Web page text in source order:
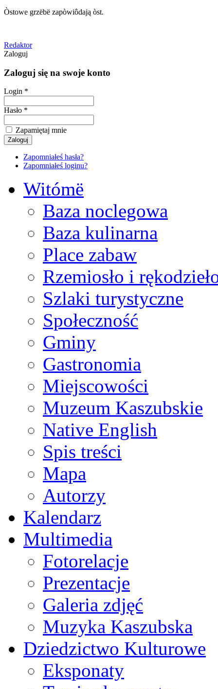
Òstowe grzëbë zapòwiôdają òst.
Redaktor
Zaloguj
Zaloguj się na swoje konto
Login *
Hasło *
Zapamiętaj mnie
Zapomniałeś hasła?
Zapomniałeś loginu?
Witómë
Baza noclegowa
Baza kulinarna
Place zabaw
Rzemiosło i
Szlaki turystyczne
Społeczność
Gminy
Gastronomia
Miejscowości
Muzeum Kaszubskie
Native English
Spis treści
Mapa
Autorzy
Kalendarz
Multimedia
Fotorelacje
Prezentacje
Galeria zdjęć
Muzyka Kaszubska
Dziedzictwo Kulturowe
Eksponaty